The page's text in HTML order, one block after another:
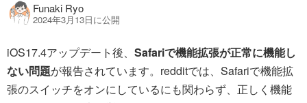
Funaki Ryo
2024年3月13日に公開
iOS17.4アップデート後、 Safariで機能拡張が正常に機能し
ない問題が報告されています。redditでは、Safariで機能拡
張のスイッチをオンにしているにも関わらず、正しく機能